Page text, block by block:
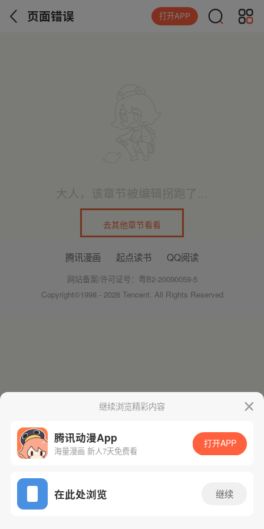
页面错误 打开APP
大人，该章节被编辑拐跑了...
去其他章节看看
继续浏览精彩内容
腾讯动漫App
海量漫画 新人7天免费看
打开APP
在此处浏览 继续
腾讯漫画 起点读书 QQ阅读
网站备案/许可证号：粤B2-20090059-5
Copyright©1998 - 2026 Tencent. All Rights Reserved